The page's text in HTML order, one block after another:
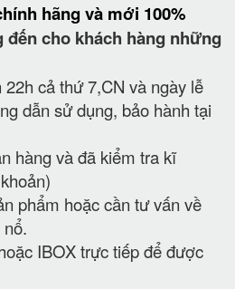
hãng và mới 100%
đến cho khách hàng những
cả thứ 7,CN và ngày lễ
dẫn sử dụng, bảo hành tại
hàng và đã kiểm tra kĩ
phẩm hoặc cần tư vấn về
IBOX trực tiếp để được